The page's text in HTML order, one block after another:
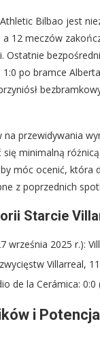
Bilbao jest
12 meczów
Ostatnie
1:0 po bramce
przewidywania
minimalną
móc ocenić, która
z poprzednich
Starcie
września 2025 r.):
Villarreal,
de la Cerámica:
i